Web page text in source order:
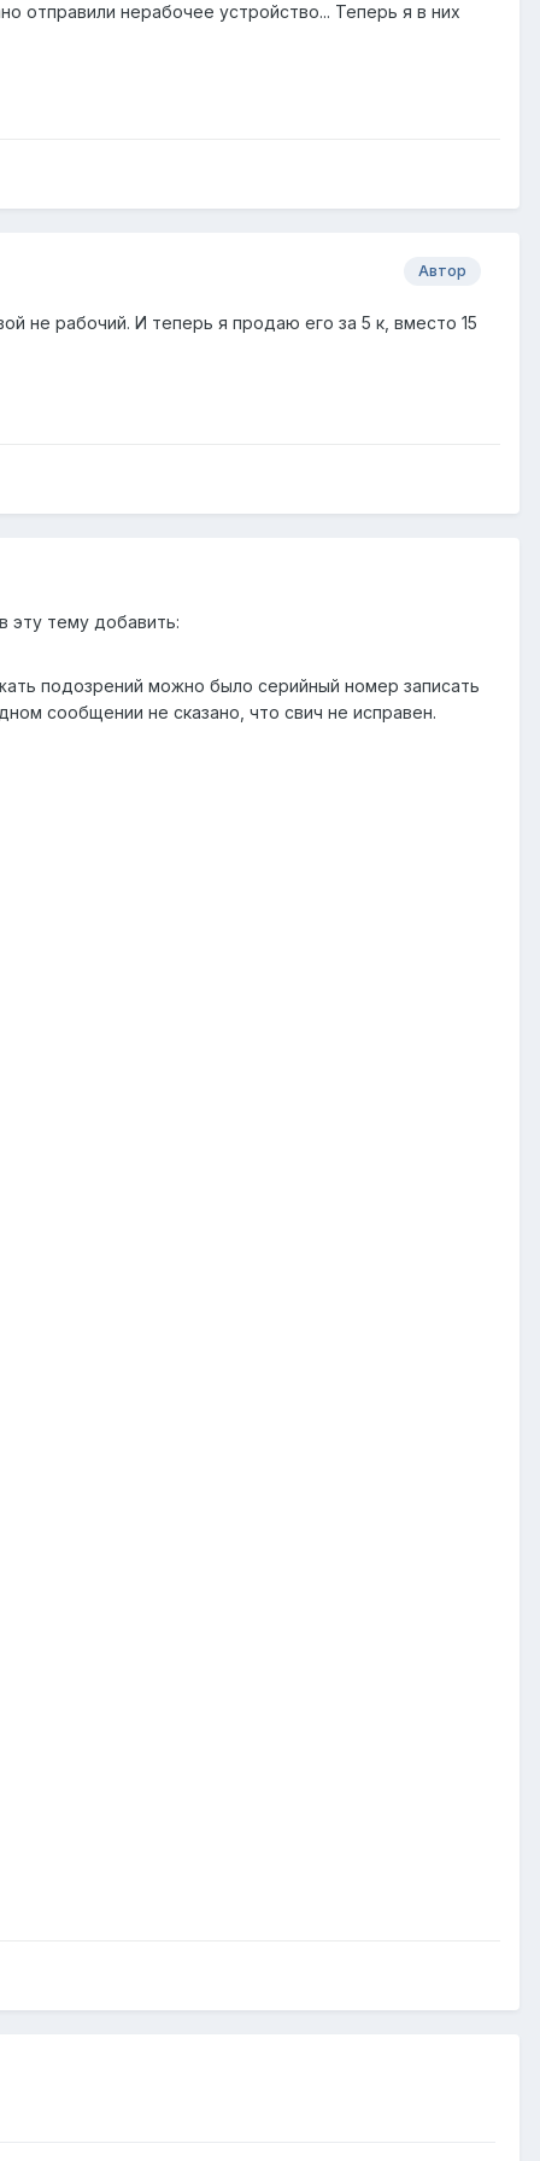
отправили нерабочее устройство... Теперь я в них
Автор
не рабочий. И теперь я продаю его за 5 к, вместо 15
эту тему добавить:
подозрений можно было серийный номер записать
сообщении не сказано, что свич не исправен.